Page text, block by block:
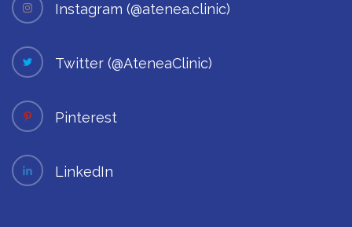
Instagram (@atenea.clinic)
Twitter (@AteneaClinic)
Pinterest
LinkedIn